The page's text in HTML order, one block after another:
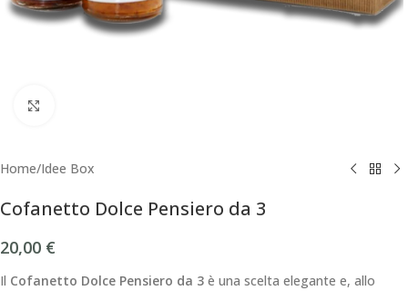
Home/Idee Box
Cofanetto Dolce Pensiero da 3
20,00 €
Il Cofanetto Dolce Pensiero da 3 è una scelta elegante e, allo